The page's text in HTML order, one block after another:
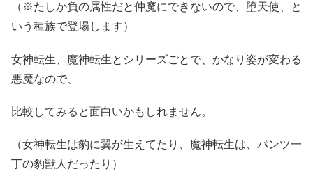
（※たしか負の属性だと仲魔にできないので、堕天使、と
いう種族で登場します）
女神転生、魔神転生とシリーズごとで、かなり姿が変わる
悪魔なので、
比較してみると面白いかもしれません。
（女神転生は豹に翼が生えてたり、魔神転生は、パンツ一
丁の豹獣人だったり）